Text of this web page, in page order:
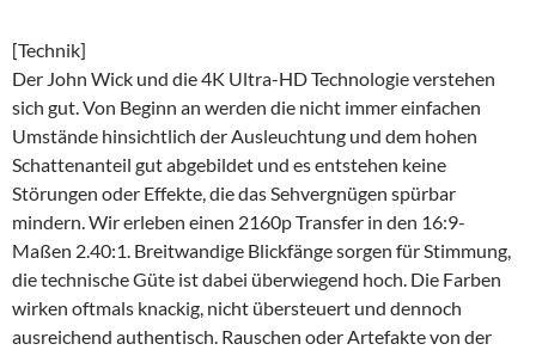
[Technik]
Der John Wick und die 4K Ultra-HD Technologie verstehen
sich gut. Von Beginn an werden die nicht immer einfachen
Umstände hinsichtlich der Ausleuchtung und dem hohen
Schattenanteil gut abgebildet und es entstehen keine
Störungen oder Effekte, die das Sehvergnügen spürbar
mindern. Wir erleben einen 2160p Transfer in den 16:9-
Maßen 2.40:1. Breitwandige Blickfänge sorgen für Stimmung,
die technische Güte ist dabei überwiegend hoch. Die Farben
wirken oftmals knackig, nicht übersteuert und dennoch
ausreichend authentisch. Rauschen oder Artefakte von der